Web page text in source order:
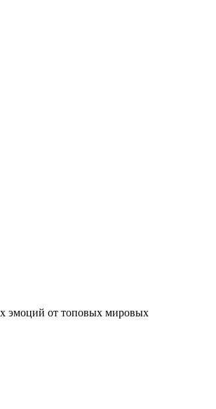
эмоций от топовых мировых